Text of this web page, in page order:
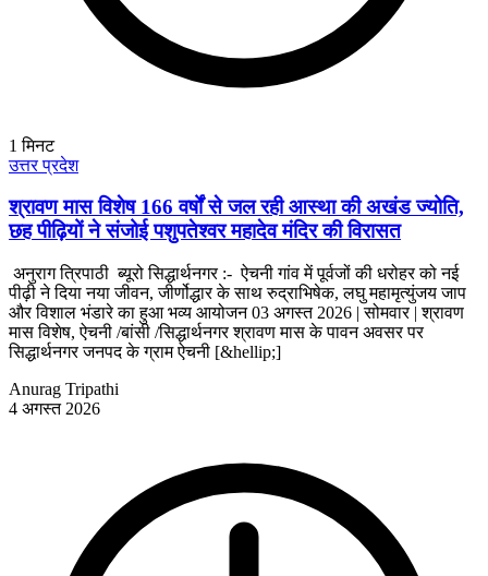
1 मिनट
उत्तर प्रदेश
श्रावण मास विशेष 166 वर्षों से जल रही आस्था की अखंड ज्योति,
छह पीढ़ियों ने संजोई पशुपतेश्वर महादेव मंदिर की विरासत
अनुराग त्रिपाठी ब्यूरो सिद्धार्थनगर :- ऐचनी गांव में पूर्वजों की धरोहर को नई
पीढ़ी ने दिया नया जीवन, जीर्णोद्धार के साथ रुद्राभिषेक, लघु महामृत्युंजय जाप
और विशाल भंडारे का हुआ भव्य आयोजन 03 अगस्त 2026 | सोमवार | श्रावण
मास विशेष, ऐचनी /बांसी /सिद्धार्थनगर श्रावण मास के पावन अवसर पर
सिद्धार्थनगर जनपद के ग्राम ऐचनी [&hellip;]
Anurag Tripathi
4 अगस्त 2026